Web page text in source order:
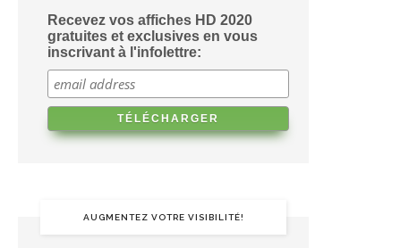
Recevez vos affiches HD 2020
gratuites et exclusives en vous
inscrivant à l'infolettre:
AUGMENTEZ VOTRE VISIBILITÉ!